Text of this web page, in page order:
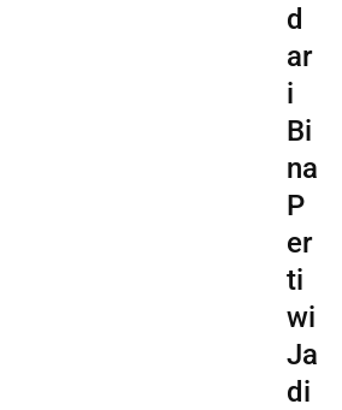
d
ar
i
Bi
na
P
er
ti
wi
Ja
di